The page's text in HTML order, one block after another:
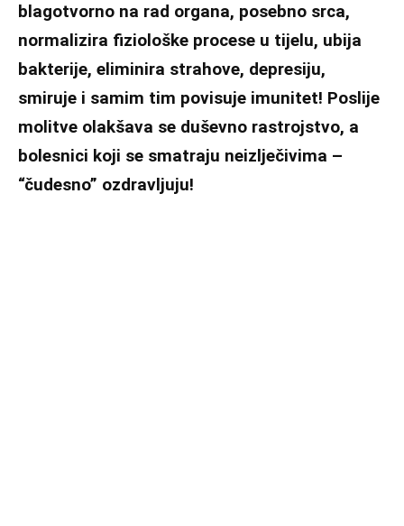
blagotvorno na rad organa, posebno srca,
normalizira fiziološke procese u tijelu, ubija
bakterije, eliminira strahove, depresiju,
smiruje i samim tim povisuje imunitet! Poslije
molitve olakšava se duševno rastrojstvo, a
bolesnici koji se smatraju neizlječivima –
“čudesno” ozdravljuju!